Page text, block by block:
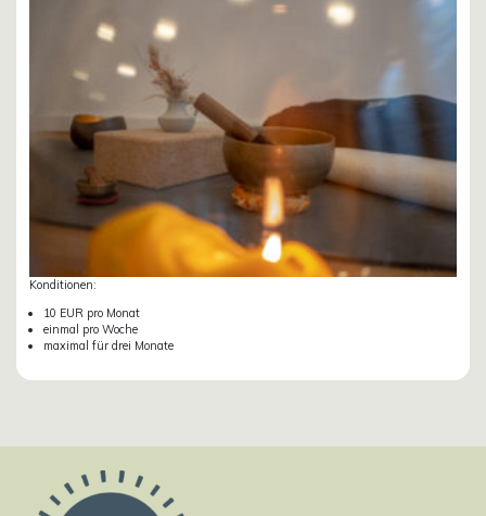
Konditionen:
10 EUR pro Monat
einmal pro Woche
maximal für drei Monate